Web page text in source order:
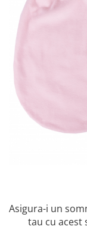
Botosei
Caciuli
Fulare si esarfe
Saci de dormit bebe
Prosoape
Perii de par bebe
Asigura-i un
tau cu acest